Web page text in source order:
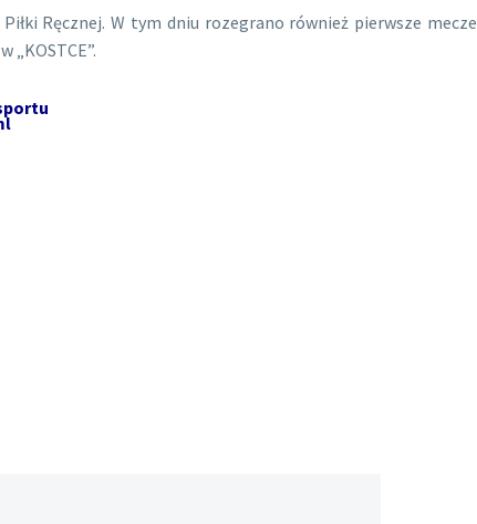
Ręcznej. W tym dniu rozegrano również pierwsze mecze
„KOSTCE”.